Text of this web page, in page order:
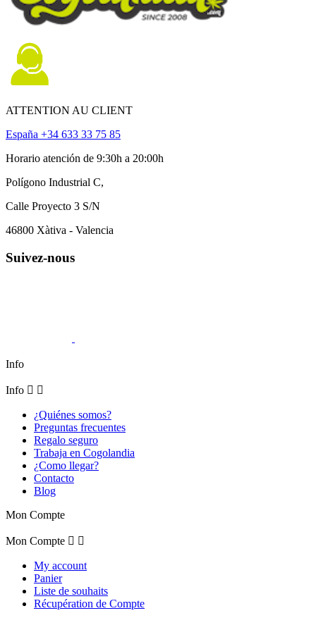
ATTENTION AU CLIENT
España +34 633 33 75 85
Horario atención de 9:30h a 20:00h
Polígono Industrial C,
Calle Proyecto 3 S/N
46800 Xàtiva - Valencia
Suivez-nous
Info
Info  
¿Quiénes somos?
Preguntas frecuentes
Regalo seguro
Trabaja en Cogolandia
¿Como llegar?
Contacto
Blog
Mon Compte
Mon Compte  
My account
Panier
Liste de souhaits
Récupération de Compte